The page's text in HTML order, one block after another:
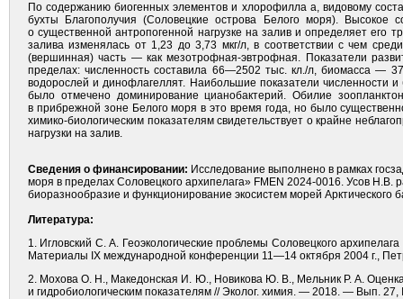
По содержанию биогенных элементов и хлорофилла а, видовому
бухты Благополучия (Соловецкие острова Белого моря).
о существенной антропогенной нагрузке на залив и определяет
залива изменялась от 1,23 до 3,73 мкг/л, в соответствии с чем
(вершинная) часть — как мезотрофная-эвтрофная. Показатели
пределах: численность составила 66—2502 тыс. кл./л, биомасса —
водорослей и динофлагеллят. Наибольшие показатели численности
было отмечено доминирование цианобактерий. Обилие
в прибрежной зоне Белого моря в это время года, но было
химико-биологическим показателям свидетельствует о крайне
нагрузки на залив.
Сведения о финансировании: Исследование выполнено в рамках
моря в пределах Соловецкого архипелага» FMEN 2024-0016. Усов Н.В.
биоразнообразие и функционирование экосистем морей Арктического
Литература:
1. Игловский С. А. Геоэкологические проблемы Соловецкого
Материалы IX международной конференции 11—14 октября 2004 г.,
2. Мохова О. Н., Македонская И. Ю., Новикова Ю. В., Мельник Р. А. Оценка
и гидробиологическим показателям // Эколог. химия. — 2018. — Вып.